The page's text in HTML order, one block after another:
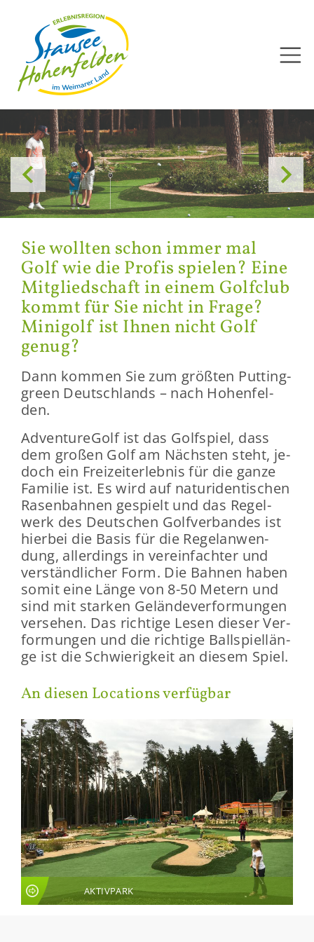
 
Sie woll­ten schon immer mal
Golf wie die Pro­fis spie­len? Eine
Mit­glied­schaft in einem Golf­club
kommt für Sie nicht in Frage?
Mi­ni­golf ist Ihnen nicht Golf
genug?
Dann kom­men Sie zum größ­ten Put­ting­
green Deutsch­lands – nach Ho­hen­fel­
den.
Ad­ven­tu­re­Golf ist das Golf­spiel, dass
dem gro­ßen Golf am Nächs­ten steht, je­
doch ein Frei­zeit­er­leb­nis für die ganze
Fa­mi­lie ist. Es wird auf na­turi­den­ti­schen
Ra­sen­bah­nen ge­spielt und das Re­gel­
werk des Deut­schen Golf­ver­ban­des ist
hier­bei die Basis für die Re­gel­an­wen­
dung, al­ler­dings in ver­ein­fach­ter und
ver­ständ­li­cher Form. Die Bah­nen haben
somit eine Länge von 8-50 Me­tern und
sind mit star­ken Ge­län­de­ver­for­mun­gen
ver­se­hen. Das rich­ti­ge Lesen die­ser Ver­
for­mun­gen und die rich­ti­ge Ball­spiel­län­
ge ist die Schwie­rig­keit an die­sem Spiel.
An die­sen Lo­ca­ti­ons ver­füg­bar
AKTIVPARK